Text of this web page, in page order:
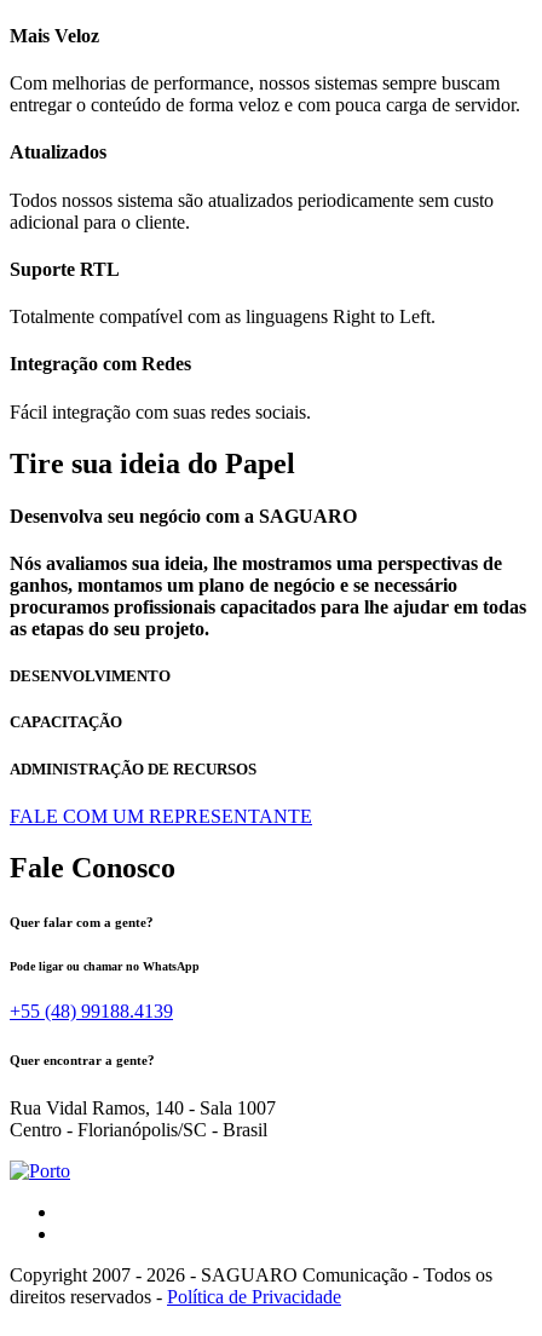
Mais Veloz
Com melhorias de performance, nossos sistemas sempre buscam
entregar o conteúdo de forma veloz e com pouca carga de servidor.
Atualizados
Todos nossos sistema são atualizados periodicamente sem custo
adicional para o cliente.
Suporte RTL
Totalmente compatível com as linguagens Right to Left.
Integração com Redes
Fácil integração com suas redes sociais.
Tire sua ideia do Papel
Desenvolva seu negócio com a SAGUARO
Nós avaliamos sua ideia, lhe mostramos uma perspectivas de
ganhos, montamos um plano de negócio e se necessário
procuramos profissionais capacitados para lhe ajudar em todas
as etapas do seu projeto.
DESENVOLVIMENTO
CAPACITAÇÃO
ADMINISTRAÇÃO DE RECURSOS
FALE COM UM REPRESENTANTE
Fale Conosco
Quer falar com a gente?
Pode ligar ou chamar no WhatsApp
+55 (48) 99188.4139
Quer encontrar a gente?
Rua Vidal Ramos, 140 - Sala 1007
Centro - Florianópolis/SC - Brasil
Copyright 2007 - 2026 - SAGUARO Comunicação - Todos os
direitos reservados - Política de Privacidade